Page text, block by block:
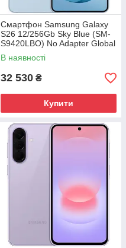
Смартфон Samsung Galaxy
S26 12/256Gb Sky Blue (SM-
S9420LBO) No Adapter Global
version
В наявності
32 530 ₴
Купити